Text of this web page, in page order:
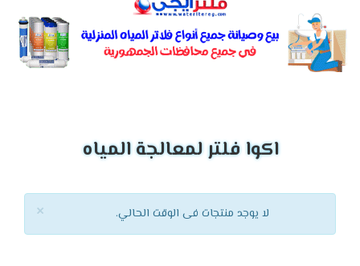
اكوا فلتر لمعالجة المياه
× لا يوجد منتجات فى الوقت الحالي.